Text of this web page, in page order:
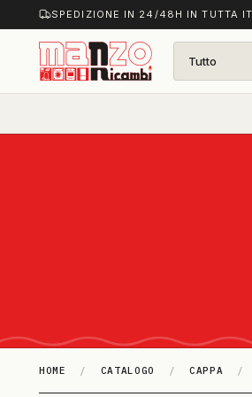
SPEDIZIONE IN 24/48H IN TUTTA
Tutto
HOME / CATALOGO / CAPPA /